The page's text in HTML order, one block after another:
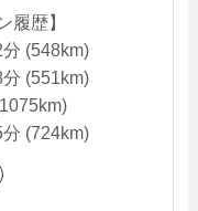
履歴】
(548km)
(551km)
(724km)